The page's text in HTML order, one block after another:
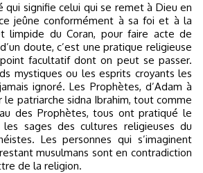
qui signifie celui qui se remet à Dieu en
jeûne conformément à sa foi et à la
limpide du Coran, pour faire acte de
doute, c’est une pratique religieuse
facultatif dont on peut se passer.
mystiques ou les esprits croyants les
ignoré. Les Prophètes, d’Adam à
le patriarche sidna Ibrahim, tout comme
des Prophètes, tous ont pratiqué le
les sages des cultures religieuses du
Les personnes qui s’imaginent
musulmans sont en contradiction
de la religion.